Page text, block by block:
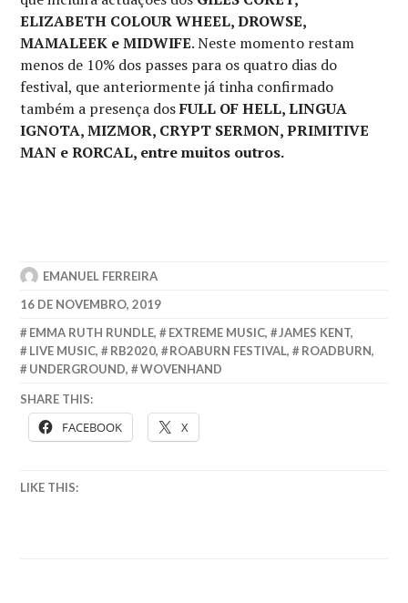
ELIZABETH COLOUR WHEEL, DROWSE,
MAMALEEK e MIDWIFE. Neste momento restam
menos de 10% dos passes para os quatro dias do
festival, que anteriormente já tinha confirmado
também a presença dosFULL OF HELL, LINGUA
IGNOTA, MIZMOR, CRYPT SERMON, PRIMITIVE
MAN e RORCAL, entre muitos outros.
EMANUEL FERREIRA
16 DE NOVEMBRO, 2019
EMMA RUTH RUNDLE, EXTREME MUSIC, JAMES KENT,
LIVE MUSIC, RB2020, ROABURN FESTIVAL, ROADBURN,
UNDERGROUND, WOVENHAND
SHARE THIS:
FACEBOOK X
LIKE THIS: